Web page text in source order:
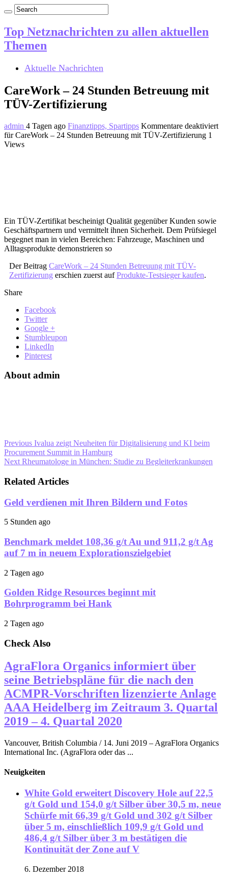
Top Netznachrichten zu allen aktuellen
Themen
Aktuelle Nachrichten
CareWork – 24 Stunden Betreuung mit
TÜV-Zertifizierung
admin 4 Tagen ago Finanztipps, Spartipps Kommentare deaktiviert
für CareWork – 24 Stunden Betreuung mit TÜV-Zertifizierung 1
Views
Ein TÜV-Zertifikat bescheinigt Qualität gegenüber Kunden sowie
Geschäftspartnern und vermittelt ihnen Sicherheit. Dem Prüfsiegel
begegnet man in vielen Bereichen: Fahrzeuge, Maschinen und
Alltagsprodukte demonstrieren so
Der Beitrag CareWork – 24 Stunden Betreuung mit TÜV-
Zertifizierung erschien zuerst aufProdukte-Testsieger kaufen.
Share
Facebook
Twitter
Google +
Stumbleupon
LinkedIn
Pinterest
About admin
Previous Ivalua zeigt Neuheiten für Digitalisierung und KI beim
Procurement Summit in Hamburg
Next Rheumatologe in München: Studie zu Begleiterkrankungen
Related Articles
Geld verdienen mit Ihren Bildern und Fotos
5 Stunden ago
Benchmark meldet 108,36 g/t Au und 911,2 g/t Ag
auf 7 m in neuem Explorationszielgebiet
2 Tagen ago
Golden Ridge Resources beginnt mit
Bohrprogramm bei Hank
2 Tagen ago
Check Also
AgraFlora Organics informiert über
seine Betriebspläne für die nach den
ACMPR-Vorschriften lizenzierte Anlage
AAA Heidelberg im Zeitraum 3. Quartal
2019 – 4. Quartal 2020
Vancouver, British Columbia / 14. Juni 2019 – AgraFlora Organics
International Inc. (AgraFlora oder das ...
Neuigkeiten
White Gold erweitert Discovery Hole auf 22,5
g/t Gold und 154,0 g/t Silber über 30,5 m, neue
Schürfe mit 66,39 g/t Gold und 302 g/t Silber
über 5 m, einschließlich 109,9 g/t Gold und
486,4 g/t Silber über 3 m bestätigen die
Kontinuität der Zone auf V
6. Dezember 2018